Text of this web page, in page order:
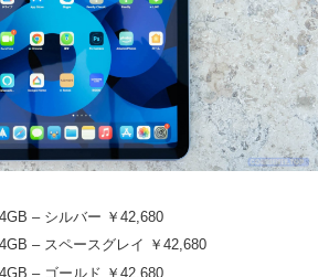
– シルバー ￥42,680
– スペースグレイ ￥42,680
– ゴールド ￥42,680